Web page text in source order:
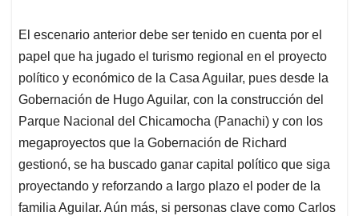
El escenario anterior debe ser tenido en cuenta por el
papel que ha jugado el turismo regional en el proyecto
político y económico de la Casa Aguilar, pues desde la
Gobernación de Hugo Aguilar, con la construcción del
Parque Nacional del Chicamocha (Panachi) y con los
megaproyectos que la Gobernación de Richard
gestionó, se ha buscado ganar capital político que siga
proyectando y reforzando a largo plazo el poder de la
familia Aguilar. Aún más, si personas clave como Carlos